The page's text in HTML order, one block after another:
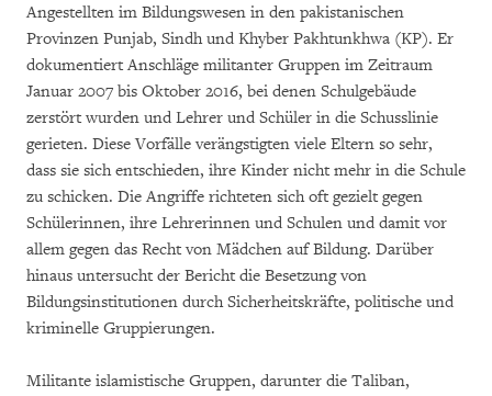
Angestellten im Bildungswesen in den pakistanischen
Provinzen Punjab, Sindh und Khyber Pakhtunkhwa (KP). Er
dokumentiert Anschläge militanter Gruppen im Zeitraum
Januar 2007 bis Oktober 2016, bei denen Schulgebäude
zerstört wurden und Lehrer und Schüler in die Schusslinie
gerieten. Diese Vorfälle verängstigten viele Eltern so sehr,
dass sie sich entschieden, ihre Kinder nicht mehr in die Schule
zu schicken. Die Angriffe richteten sich oft gezielt gegen
Schülerinnen, ihre Lehrerinnen und Schulen und damit vor
allem gegen das Recht von Mädchen auf Bildung. Darüber
hinaus untersucht der Bericht die Besetzung von
Bildungsinstitutionen durch Sicherheitskräfte, politische und
kriminelle Gruppierungen.
Militante islamistische Gruppen, darunter die Taliban,